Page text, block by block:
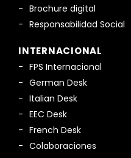
Brochure digital
Responsabilidad Social
INTERNACIONAL
FPS Internacional
German Desk
Italian Desk
EEC Desk
French Desk
Colaboraciones